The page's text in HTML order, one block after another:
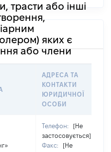
трасти або інші
яких є
або члени
АДРЕСА ТА
КОНТАКТИ
ЮРИДИЧНОЇ
ОСОБИ
Телефон:
[Не
застосовується]
Факс:
[Не